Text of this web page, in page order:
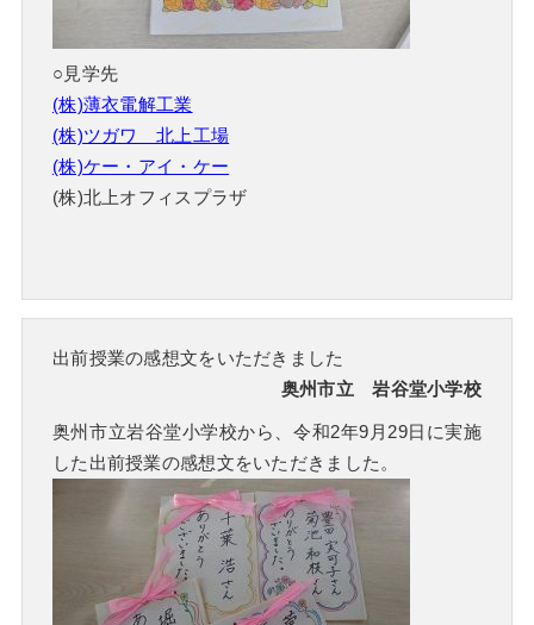
○見学先
(株)薄衣電解工業
(株)ツガワ 北上工場
(株)ケー・アイ・ケー
(株)北上オフィスプラザ
出前授業の感想文をいただきました
奥州市立 岩谷堂小学校
奥州市立岩谷堂小学校から、令和2年9月29日に実施
した出前授業の感想文をいただきました。